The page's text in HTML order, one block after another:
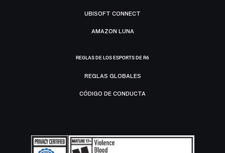
UBISOFT CONNECT
AMAZON LUNA
REGLAS DE LOS ESPORTS DE R6
REGLAS GLOBALES
CÓDIGO DE CONDUCTA